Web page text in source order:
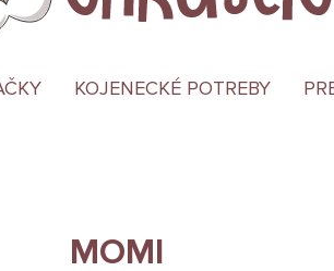
KOJENECKÉ POTREBY
MOMI